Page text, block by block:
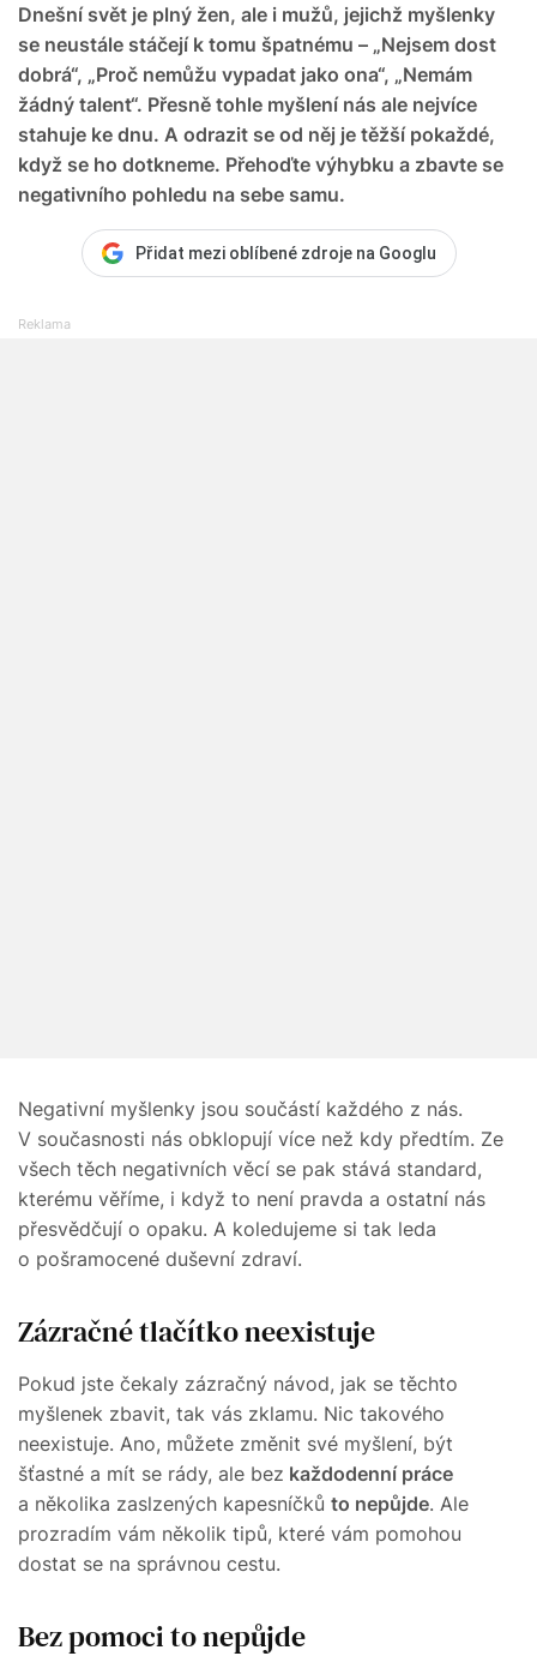
Dnešní svět je plný žen, ale i mužů, jejichž myšlenky
se neustále stáčejí k tomu špatnému – „Nejsem dost
dobrá“, „Proč nemůžu vypadat jako ona“, „Nemám
žádný talent“. Přesně tohle myšlení nás ale nejvíce
stahuje ke dnu. A odrazit se od něj je těžší pokaždé,
když se ho dotkneme. Přehoďte výhybku a zbavte se
negativního pohledu na sebe samu.
Přidat mezi oblíbené zdroje na Googlu
Negativní myšlenky jsou součástí každého z nás.
V současnosti nás obklopují více než kdy předtím. Ze
všech těch negativních věcí se pak stává standard,
kterému věříme, i když to není pravda a ostatní nás
přesvědčují o opaku. A koledujeme si tak leda
o pošramocené duševní zdraví.
Zázračné tlačítko neexistuje
Pokud jste čekaly zázračný návod, jak se těchto
myšlenek zbavit, tak vás zklamu. Nic takového
neexistuje. Ano, můžete změnit své myšlení, být
šťastné a mít se rády, ale bez každodenní práce
a několika zaslzených kapesníčků to nepůjde. Ale
prozradím vám několik tipů, které vám pomohou
dostat se na správnou cestu.
Bez pomoci to nepůjde